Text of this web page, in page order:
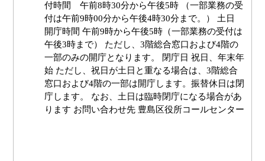
付時間 午前8時30分から午後5時 （一部業務の受
付は午前9時00分から午後4時30分まで。） 土日
開庁時間 午前9時から午後5時（一部業務の受付は
午後3時まで） ただし、3階総合窓口および4階の
一部のみの開庁となります。 閉庁日 祝日、年末年
始 ただし、祝日が土日と重なる場合は、3階総合
窓口および4階の一部は開庁します。振替休日は閉
庁します。 なお、土日は臨時閉庁になる場合があ
ります お問い合わせ先 豊島区役所コールセンター